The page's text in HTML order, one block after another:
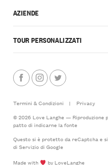
AZIENDE
TOUR PERSONALIZZATI
Termini & Condizioni |
Privacy
© 2026 Love Langhe — Riproduzione
patto di indicarne la fonte
Questo si è protetto da reCaptcha e
di Serviziodi Google
Made with
by LoveLanghe